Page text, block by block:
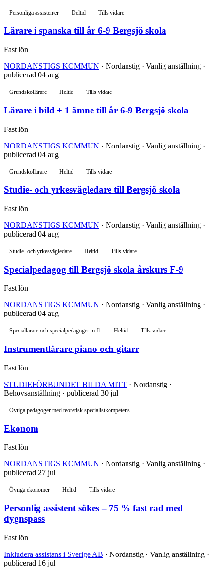
Personliga assistenter Deltid Tills vidare
Lärare i spanska till år 6-9 Bergsjö skola
Fast lön
NORDANSTIGS KOMMUN · Nordanstig · Vanlig anställning ·
publicerad 04 aug
Grundskollärare Heltid Tills vidare
Lärare i bild + 1 ämne till år 6-9 Bergsjö skola
Fast lön
NORDANSTIGS KOMMUN · Nordanstig · Vanlig anställning ·
publicerad 04 aug
Grundskollärare Heltid Tills vidare
Studie- och yrkesvägledare till Bergsjö skola
Fast lön
NORDANSTIGS KOMMUN · Nordanstig · Vanlig anställning ·
publicerad 04 aug
Studie- och yrkesvägledare Heltid Tills vidare
Specialpedagog till Bergsjö skola årskurs F-9
Fast lön
NORDANSTIGS KOMMUN · Nordanstig · Vanlig anställning ·
publicerad 04 aug
Speciallärare och specialpedagoger m.fl. Heltid Tills vidare
Instrumentlärare piano och gitarr
Fast lön
STUDIEFÖRBUNDET BILDA MITT · Nordanstig ·
Behovsanställning · publicerad 30 jul
Övriga pedagoger med teoretisk specialistkompetens
Ekonom
Fast lön
NORDANSTIGS KOMMUN · Nordanstig · Vanlig anställning ·
publicerad 27 jul
Övriga ekonomer Heltid Tills vidare
Personlig assistent sökes – 75 % fast rad med
dygnspass
Fast lön
Inkludera assistans i Sverige AB · Nordanstig · Vanlig anställning ·
publicerad 16 jul